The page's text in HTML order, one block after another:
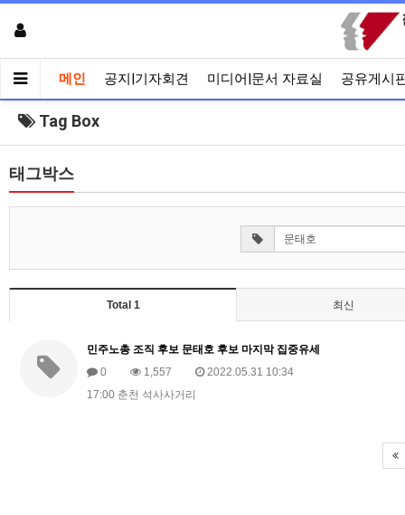
메인 공지|기자회견 미디어|문서 자료실 공유게시
Tag Box
태그박스
Total 1 최신
민주노총 조직 후보 문태호 후보 마지막 집중유세
0
1,557
2022.05.31 10:34
17:00 춘천 석사사거리